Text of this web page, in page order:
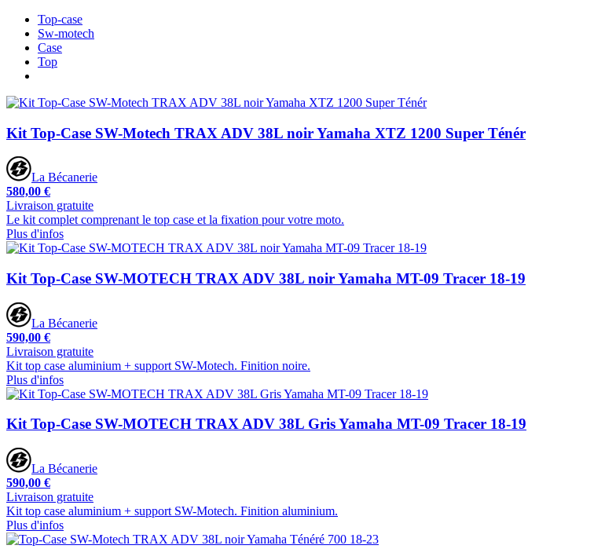
Top-case
Sw-motech
Case
Top
Kit Top-Case SW-Motech TRAX ADV 38L noir Yamaha XTZ 1200 Super Ténér
La Bécanerie
580,00 €
Livraison gratuite
Le kit complet comprenant le top case et la fixation pour votre moto.
Plus d'infos
Kit Top-Case SW-MOTECH TRAX ADV 38L noir Yamaha MT-09 Tracer 18-19
La Bécanerie
590,00 €
Livraison gratuite
Kit top case aluminium + support SW-Motech. Finition noire.
Plus d'infos
Kit Top-Case SW-MOTECH TRAX ADV 38L Gris Yamaha MT-09 Tracer 18-19
La Bécanerie
590,00 €
Livraison gratuite
Kit top case aluminium + support SW-Motech. Finition aluminium.
Plus d'infos